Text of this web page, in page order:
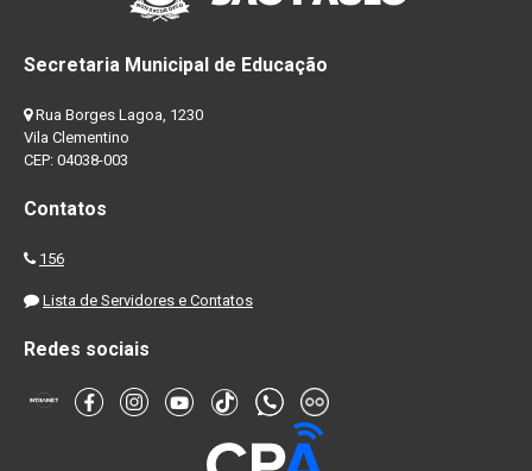
Secretaria Municipal de Educação
Rua Borges Lagoa, 1230
Vila Clementino
CEP: 04038-003
Contatos
156
Lista de Servidores e Contatos
Redes sociais